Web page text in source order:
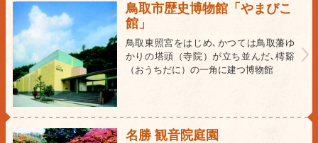
鳥取市歴史博物館「やまびこ
館」
鳥取東照宮をはじめ､かつては鳥取藩ゆ
かりの塔頭（寺院）が立ち並んだ､樗谿
（おうちだに）の一角に建つ博物館
名勝 観音院庭園